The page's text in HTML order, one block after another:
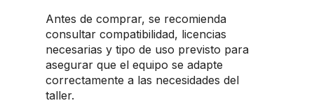
Antes de comprar, se recomienda
consultar compatibilidad, licencias
necesarias y tipo de uso previsto para
asegurar que el equipo se adapte
correctamente a las necesidades del
taller.